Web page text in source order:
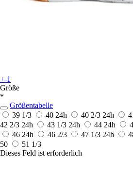
+-1
Größe
*
Größentabelle
39 1/3
40 24h 40 2/3 24h
42 2/3 24h 43 1/3 24h 44 24h
46 24h 46 2/3 47 1/3 24h
50
51 1/3
Dieses Feld ist erforderlich